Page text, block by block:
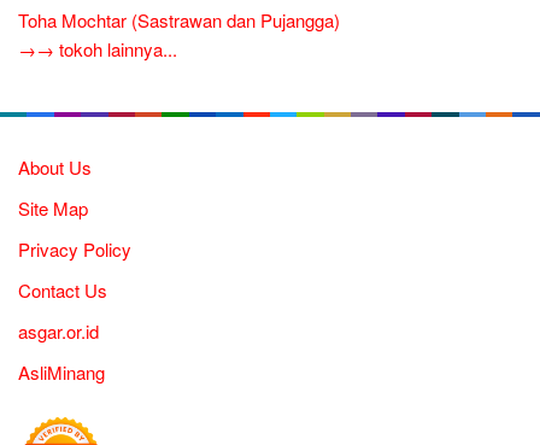
Toha Mochtar (Sastrawan dan Pujangga)
→→ tokoh lainnya...
About Us
Site Map
Privacy Policy
Contact Us
asgar.or.id
AsliMinang